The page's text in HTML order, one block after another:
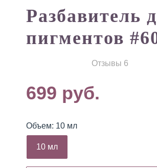
перманентного
макияжа
Разбавитель
Разбавитель
пигментов
Отзывы 6
699 руб.
Объем: 10 мл
10 мл